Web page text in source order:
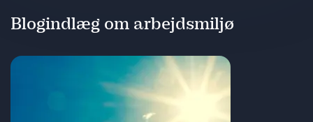
Blogindlæg om arbejdsmiljø